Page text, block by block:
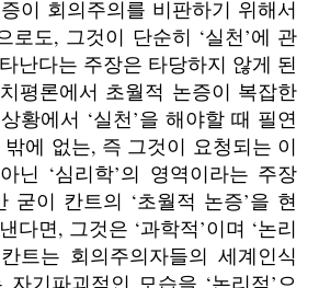
이 회의주의를 비판하기 위해서
로도, 그것이 단순히 ‘실천’에 관
난다는 주장은 타당하지 않게 된
평론에서 초월적 논증이 복잡한
황에서 ‘실천’을 해야할 때 필연
에 없는, 즉 그것이 요청되는 이
닌 ‘심리학’의 영역이라는 주장
굳이 칸트의 ‘초월적 논증’을 현
다면, 그것은 ‘과학적’이며 ‘논리
트는 회의주의자들의 세계인식
기파괴적인 모습을 ‘논리적’으